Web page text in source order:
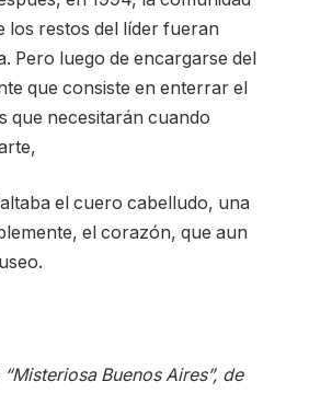
los restos del líder fueran
Pero luego de encargarse del
que consiste en enterrar el
que necesitarán cuando
el cuero cabelludo, una
el corazón, que aun
Buenos Aires”, de